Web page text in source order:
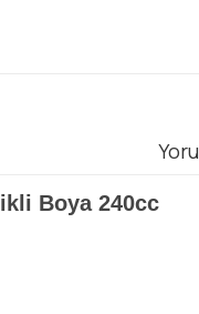
Boya 240cc
açıklamalarında ve